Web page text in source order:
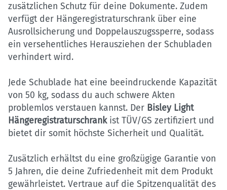
zusätzlichen Schutz für deine Dokumente. Zudem
verfügt der Hängeregistraturschrank über eine
Ausrollsicherung und Doppelauszugssperre, sodass
ein versehentliches Herausziehen der Schubladen
verhindert wird.
Jede Schublade hat eine beeindruckende Kapazität
von 50 kg, sodass du auch schwere Akten
problemlos verstauen kannst. Der Bisley Light
Hängeregistraturschrankist TÜV/GS zertifiziert und
bietet dir somit höchste Sicherheit und Qualität.
Zusätzlich erhältst du eine großzügige Garantie von
5 Jahren, die deine Zufriedenheit mit dem Produkt
gewährleistet. Vertraue auf die Spitzenqualität des